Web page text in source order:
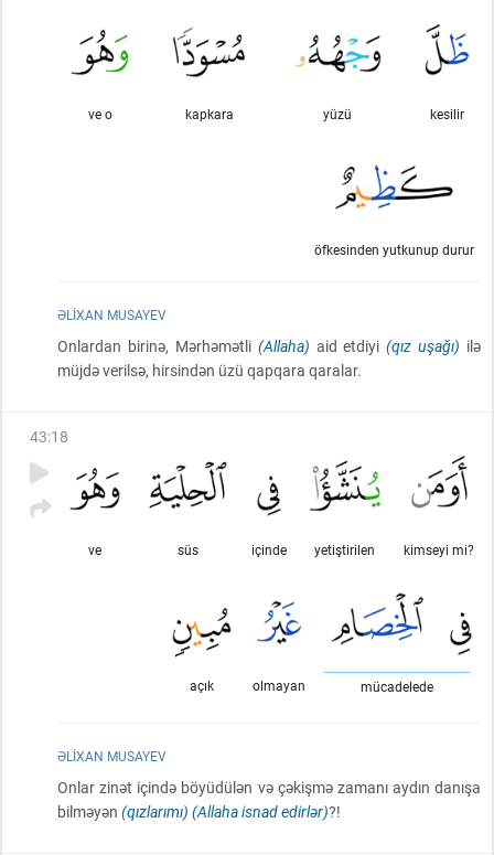
kesilir
yüzü
kapkara
ve o
öfkesinden yutkunup durur
ƏLIXAN MUSAYEV
Onlardan birinə, Mərhəmətli (Allaha) aid etdiyi(qız uşağı) ilə
müjdə verilsə, hirsindən üzü qapqara qaralar.
43:18
kimseyi mi?
yetiştirilen
içinde
süs
ve
mücadelede
olmayan
açık
ƏLIXAN MUSAYEV
Onlar zinət içində böyüdülən və çəkişmə zamanı aydın danışa
bilməyən (qızlarımı) (Allaha isnad edirlər)?!